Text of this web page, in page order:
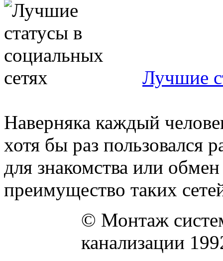
Лучшие
Наверняка каждый
хотя бы раз пользовался
для знакомства или
преимущество таких
© Монтаж
канализации